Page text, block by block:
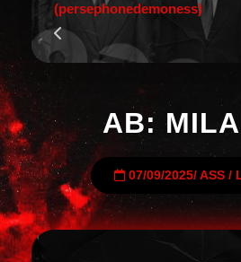
(persephonedemoness)
AB:
07/09/2025/ ASS/